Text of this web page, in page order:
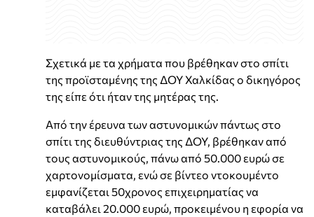
Σχετικά με τα χρήματα που βρέθηκαν στο σπίτι
της προϊσταμένης της ΔΟΥ Χαλκίδας ο δικηγόρος
της είπε ότι ήταν της μητέρας της.
Από την έρευνα των αστυνομικών πάντως στο
σπίτι της διευθύντριας της ΔΟΥ, βρέθηκαν από
τους αστυνομικούς, πάνω από 50.000 ευρώ σε
χαρτονομίσματα, ενώ σε βίντεο ντοκουμέντο
εμφανίζεται 50χρονος επιχειρηματίας να
καταβάλει 20.000 ευρώ, προκειμένου η εφορία να